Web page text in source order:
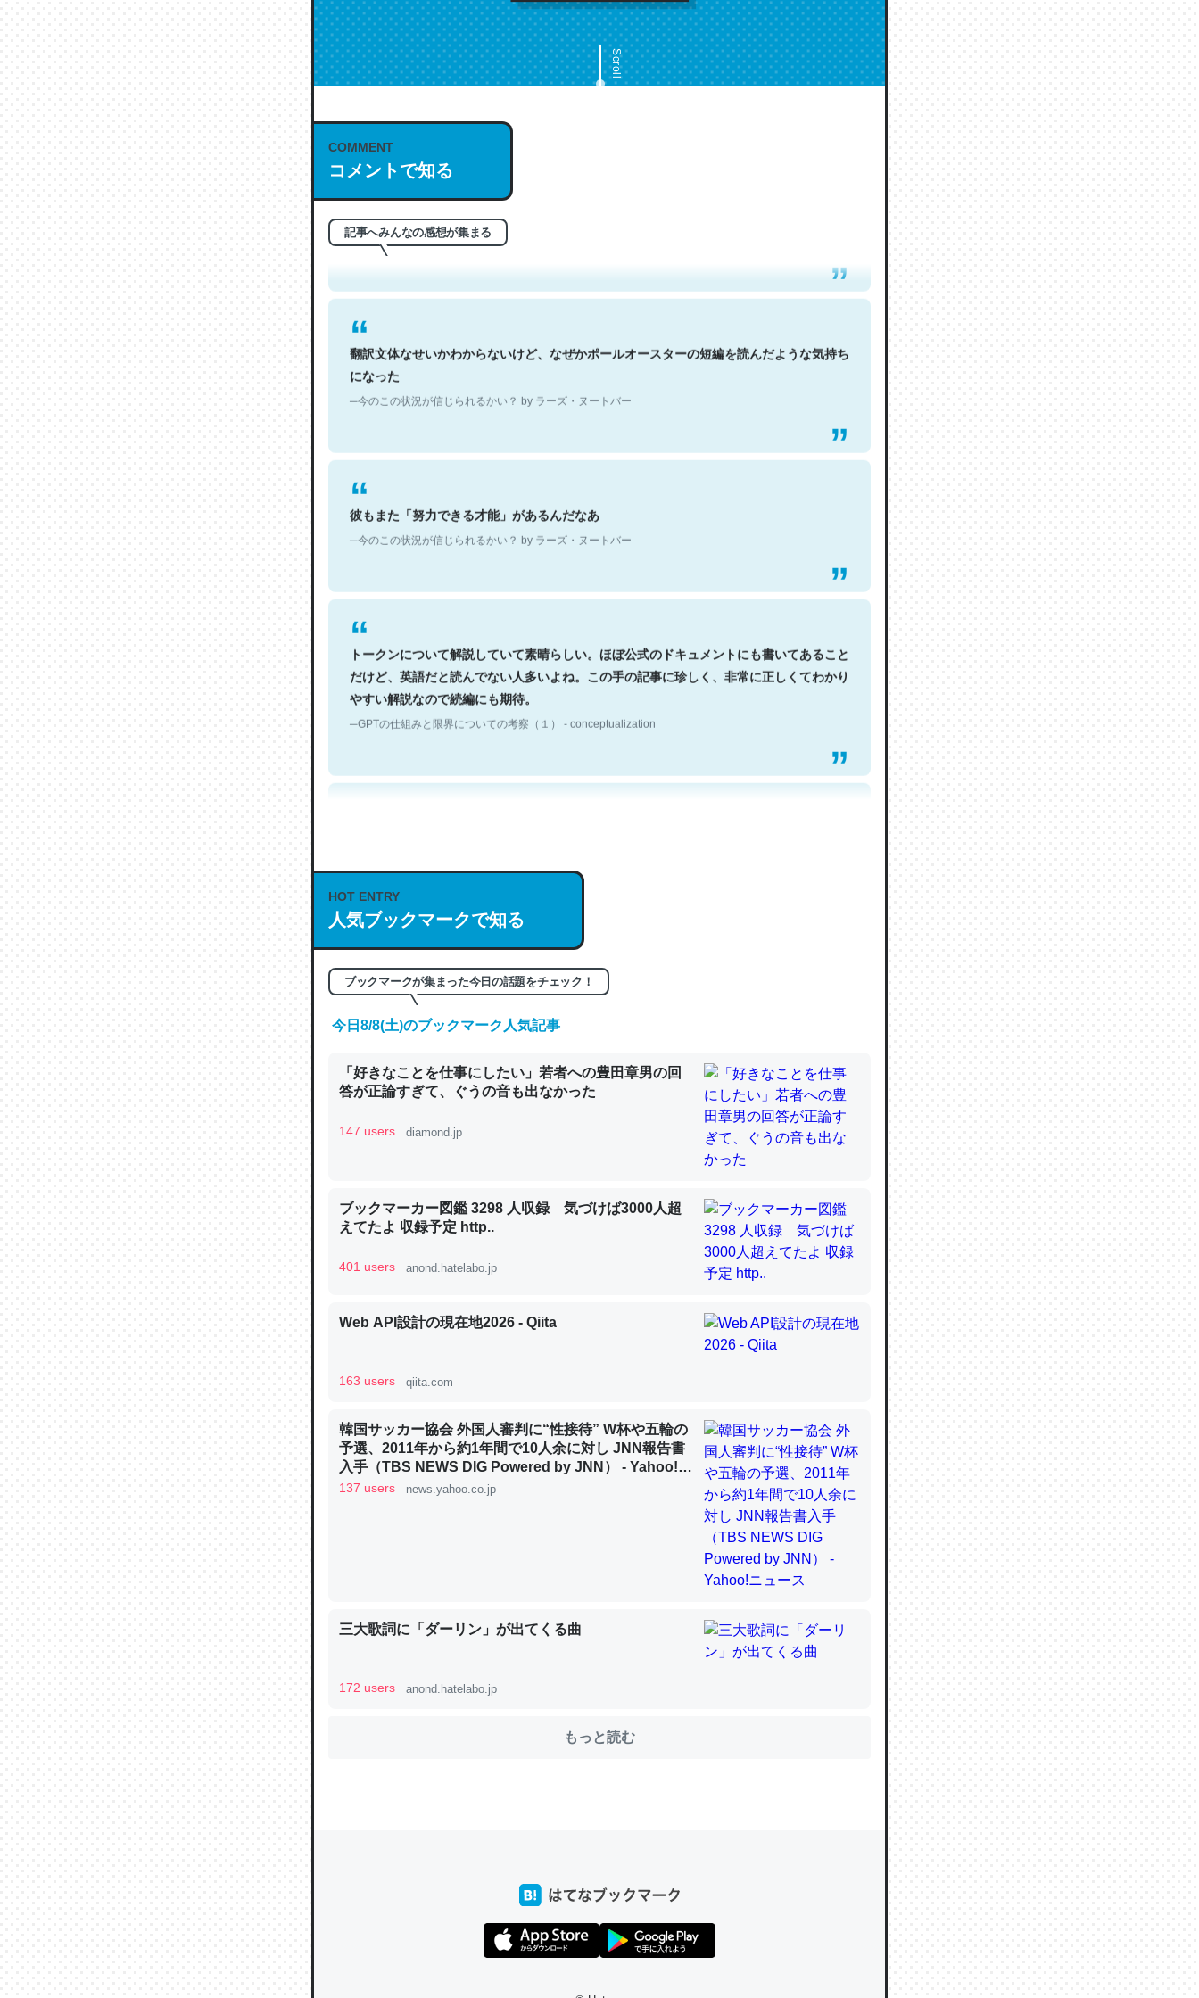
Scroll
COMMENT
コメントで知る
記事へみんなの感想が集まる
これは名文。彼はとてもクレバーなんだろうなと凄く思う。英語少しでも読める人は原文
もお勧め。自分はこの流れ好き。Let’s Fucking Go. Then Covid hit. Shit.
─今のこの状況が信じられるかい？ by ラーズ・ヌートバー
翻訳文体なせいかわからないけど、なぜかポールオースターの短編を読んだような気持ち
になった
─今のこの状況が信じられるかい？ by ラーズ・ヌートバー
彼もまた「努力できる才能」があるんだなあ
─今のこの状況が信じられるかい？ by ラーズ・ヌートバー
トークンについて解説していて素晴らしい。ほぼ公式のドキュメントにも書いてあること
だけど、英語だと読んでない人多いよね。この手の記事に珍しく、非常に正しくてわかり
やすい解説なので続編にも期待。
─GPTの仕組みと限界についての考察（１） - conceptualization
これは良記事。32768トークンだと英語小説100ページ分くらい。小説でいう「ずっと前
の伏線」は回収されないけど、短期記憶というには多い分量。進化すればするほど分かり
やすく強くなりそう
昆虫ってカルシウム少ないのか。知らんかった。調べたらコオロギのカルシウム分はエビ
─ニュース :: 【研究発表】昆虫学の大問題＝「昆虫はなぜ海にいないのか」に関する新仮説
論文では「淡水はカルシウムも酸素も不足してて両方に不利だから両方が拮抗してるので
は」とあって面白い。海にいる鋏角類（カブトガニ・ウミグモ）はカルシウムを使わずキ
これを元に考えるとカルシウムを大量に使う脊椎動物と貝類は苦労してるんだな…。腹足
─ニュース :: 【研究発表】昆虫学の大問題＝「昆虫はなぜ海にいないのか」に関する新仮説
中。あと、Googleマップで位置情報を共有してる。電池残量や充電中かが分かるのでこ
─たまにLINEするくらいだった遠方の父67歳と僕。ITツール導入でコミュニケーションが劇的に変化し
きる。一生で親と会える残り時間を日数にすると1週間とかの人が多いそうだけど、それ
─たまにLINEするくらいだった遠方の父67歳と僕。ITツール導入でコミュニケーションが劇的に変化し
HOT ENTRY
人気ブックマークで知る
ブックマークが集まった今日の話題をチェック！
今日8/8(土)のブックマーク人気記事
「好きなことを仕事にしたい」若者への豊田章男の回
答が正論すぎて、ぐうの音も出なかった
147 users diamond.jp
ブックマーカー図鑑 3298 人収録 気づけば3000人超
えてたよ 収録予定 http..
401 users anond.hatelabo.jp
Web API設計の現在地2026 - Qiita
163 users qiita.com
韓国サッカー協会 外国人審判に“性接待” W杯や五輪の
予選、2011年から約1年間で10人余に対し JNN報告書
入手（TBS NEWS DIG Powered by JNN） - Yahoo!ニ
ュース
137 users news.yahoo.co.jp
三大歌詞に「ダーリン」が出てくる曲
172 users anond.hatelabo.jp
もっと読む